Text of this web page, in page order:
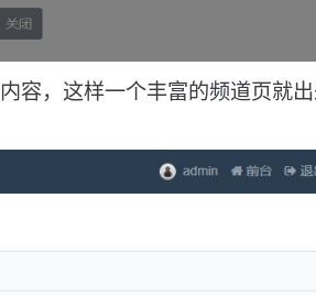
容，这样一个丰富的频道页就